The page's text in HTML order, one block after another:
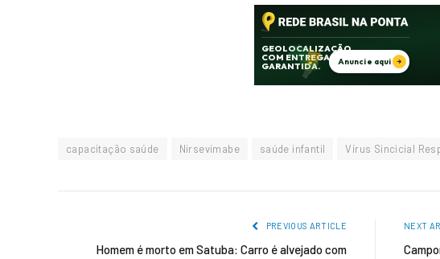
capacitação saúde Nirsevimabe saúde infantil Vírus Sincicial
PREVIOUS ARTICLE
Homem é morto em Satuba: Carro é alvejado com
NEXT